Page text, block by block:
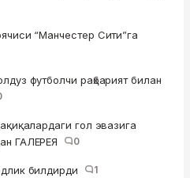
“Манчестер Сити”га
футболчи раҳбарият билан
гол эвазига
ГАЛЕРЕЯ
0
билдирди 1